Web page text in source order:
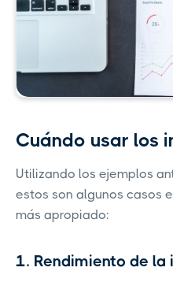
Cuándo usar los
Utilizando los ejemplos
estos son algunos casos
más apropiado:
1. Rendimiento de la